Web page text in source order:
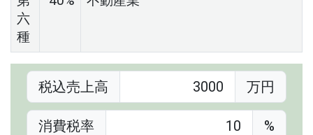
六
種
税込売上高 万円
消費税率 %